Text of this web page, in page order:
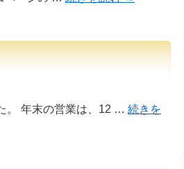
。 年末の営業は、12 … 続きを